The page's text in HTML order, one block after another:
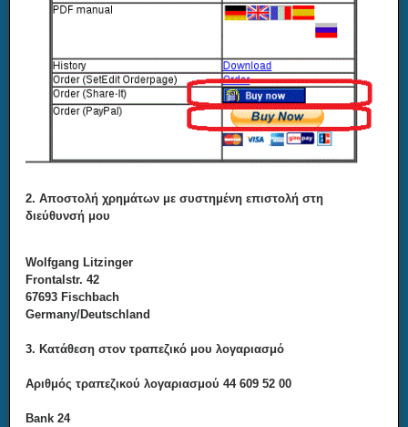
2. Αποστολή χρημάτων με συστημένη επιστολή στη
διεύθυνσή μου
Wolfgang Litzinger
Frontalstr. 42
67693 Fischbach
Germany/Deutschland
3. Κατάθεση στον τραπεζικό μου λογαριασμό
Αριθμός τραπεζικού λογαριασμού 44 609 52 00
Bank 24